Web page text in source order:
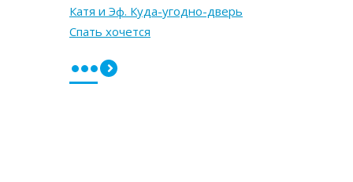
Катя и Эф. Куда-угодно-дверь
Спать хочется
•••